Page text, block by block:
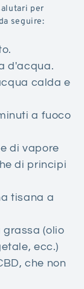
per
seguire:
d'acqua.
calda e
a fuoco
di vapore
di principi
tisana a
grassa (olio
ecc.)
che non